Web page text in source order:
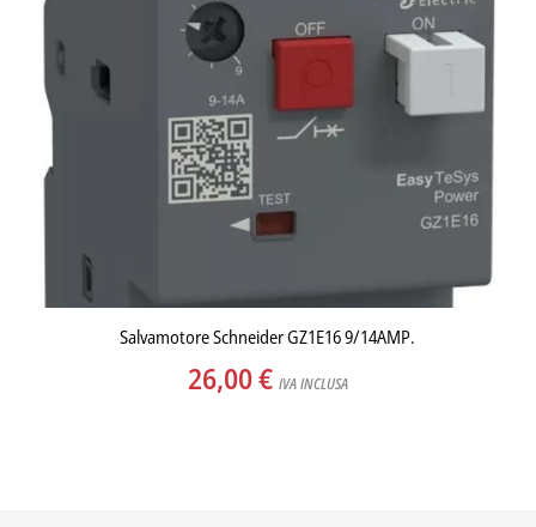
Salvamotore Schneider GZ1E16 9/14AMP.
26,00€ IVA INCLUSA